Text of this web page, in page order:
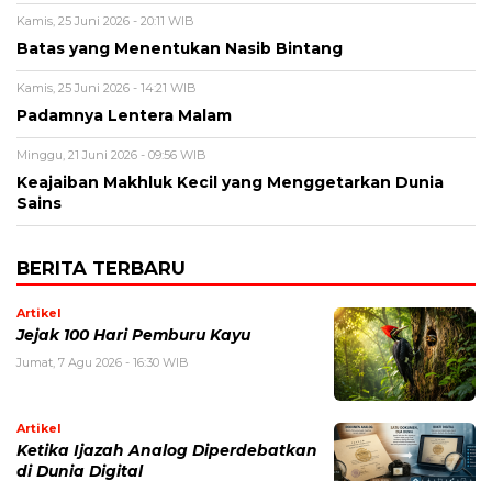
Kamis, 25 Juni 2026 - 20:11 WIB
Batas yang Menentukan Nasib Bintang
Kamis, 25 Juni 2026 - 14:21 WIB
Padamnya Lentera Malam
Minggu, 21 Juni 2026 - 09:56 WIB
Keajaiban Makhluk Kecil yang Menggetarkan Dunia
Sains
BERITA TERBARU
Artikel
Jejak 100 Hari Pemburu Kayu
Jumat, 7 Agu 2026 - 16:30 WIB
Artikel
Ketika Ijazah Analog Diperdebatkan
di Dunia Digital